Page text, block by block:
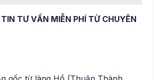
TƯ VẤN MIỄN PHÍ TỪ CHUYÊN